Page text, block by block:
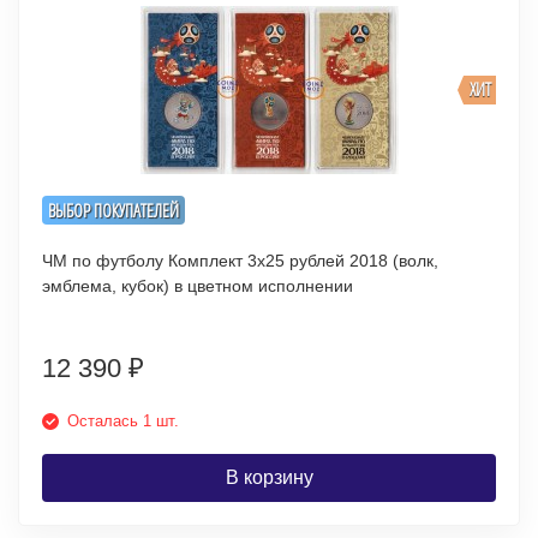
ВЫБОР ПОКУПАТЕЛЕЙ
ХИТ
ЧМ по футболу Комплект 3х25 рублей 2018 (волк,
эмблема, кубок) в цветном исполнении
12 390 ₽
Осталась 1 шт.
В корзину